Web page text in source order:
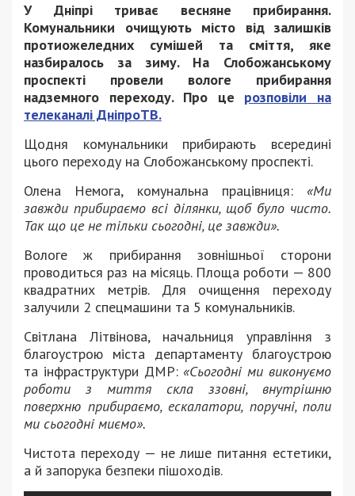
У Дніпрі триває весняне прибирання.
Комунальники очищують місто від залишків
протиожеледних сумішей та сміття, яке
назбиралось за зиму. На Слобожанському
проспекті провели вологе прибирання
надземного переходу. Про це розповіли на
телеканалі ДніпроТВ.
Щодня комунальники прибирають всередині
цього переходу на Слобожанському проспекті.
Олена Немога, комунальна працівниця: «Ми
завжди прибираємо всі ділянки, щоб було чисто.
Так що це не тільки сьогодні, це завжди».
Вологе ж прибирання зовнішньої сторони
проводиться раз на місяць. Площа роботи — 800
квадратних метрів. Для очищення переходу
залучили 2 спецмашини та 5 комунальників.
Світлана Літвінова, начальниця управління з
благоустрою міста департаменту благоустрою
та інфраструктури ДМР:«Сьогодні ми виконуємо
роботи з миття скла ззовні, внутрішню
поверхню прибираємо, ескалатори, поручні, поли
ми сьогодні миємо».
Чистота переходу — не лише питання естетики,
а й запорука безпеки пішоходів.